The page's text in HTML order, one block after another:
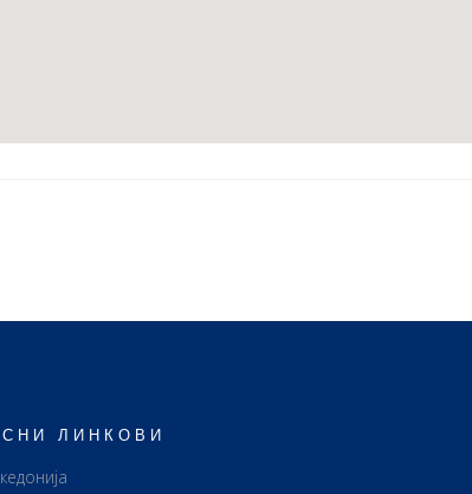
ЛИНКОВИ